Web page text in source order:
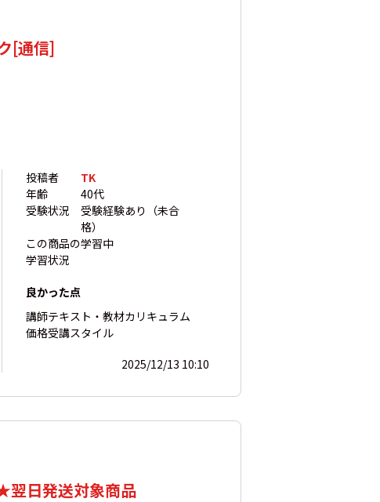
[通信]
投稿者
TK
年齢
40代
受験状況
受験経験あり（未合
格）
この商品の
学習状況
学習中
良かった点
講師テキスト・教材カリキュラム
価格受講スタイル
2025/12/13 10:10
翌日発送対象商品